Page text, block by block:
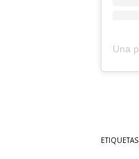
ETIQUETAS